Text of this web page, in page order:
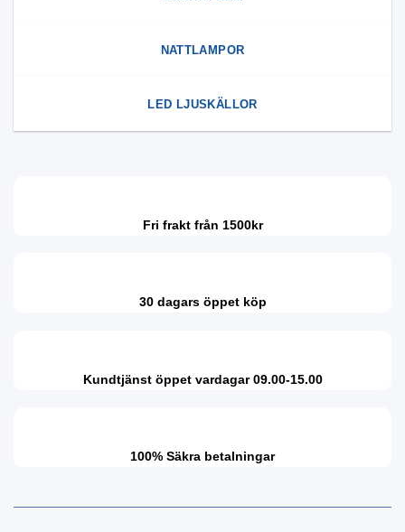
NATTLAMPOR
LED LJUSKÄLLOR
Fri frakt från 1500kr
30 dagars öppet köp
Kundtjänst öppet vardagar 09.00-15.00
100% Säkra betalningar